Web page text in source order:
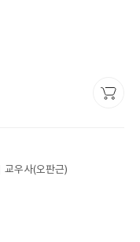
교우사(오판근)